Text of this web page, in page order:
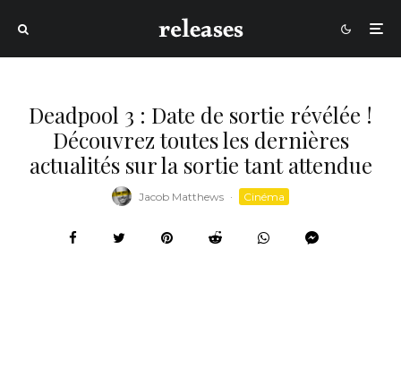
Deadpool 3 : Date de sortie révélée !
Découvrez toutes les dernières
actualités sur la sortie tant attendue
Jacob Matthews · Cinéma